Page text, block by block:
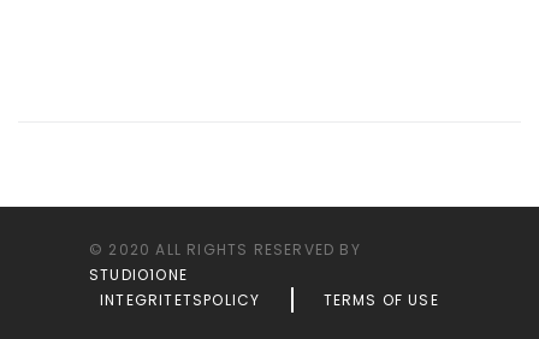
© 2020 ALL RIGHTS RESERVED BY
STUDIO1ONE
INTEGRITETSPOLICY
TERMS OF USE